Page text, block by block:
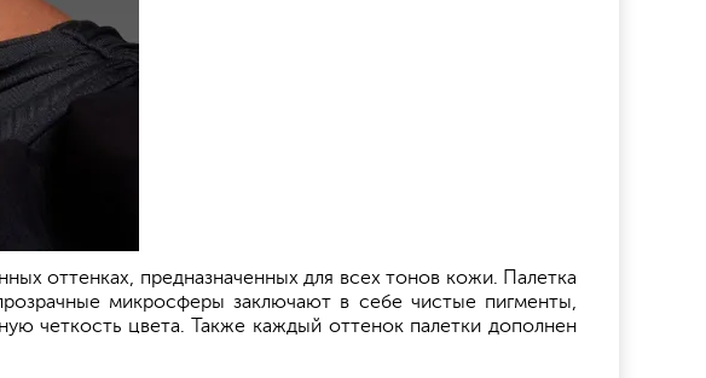
оттенках, предназначенных для всех тонов кожи. Палетка
микросферы заключают в себе чистые пигменты,
четкость цвета. Также каждый оттенок палетки дополнен